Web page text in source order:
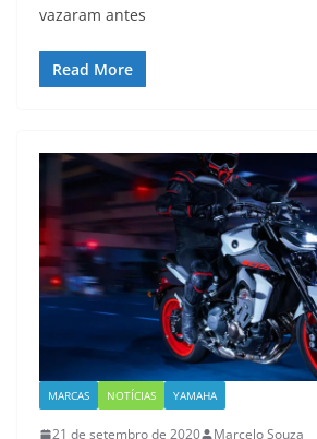
vazaram antes
Read More
MARCAS NOTÍCIAS YAMAHA
21 de setembro de 2020 Marcelo Souza